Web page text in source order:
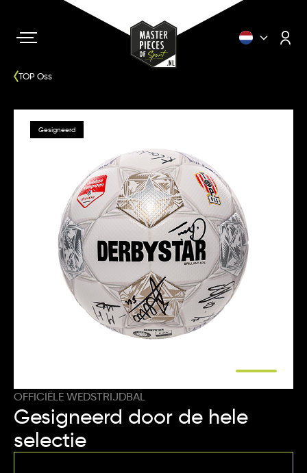
TOP Oss
Gesigneerd
OFFICIËLE WEDSTRIJDBAL
Gesigneerd door de hele
selectie